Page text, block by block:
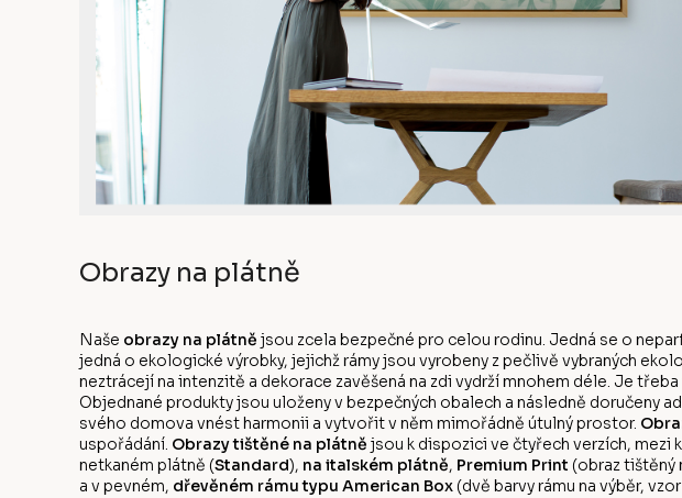
Obrazy na plátně
Naše obrazy na plátně jsou zcela bezpečné pro celou rodinu. Jedná se o
jedná o ekologické výrobky, jejichž rámy jsou vyrobeny z pečlivě vybraných
neztrácejí na intenzitě a dekorace zavěšená na zdi vydrží mnohem déle. Je
Objednané produkty jsou uloženy v bezpečných obalech a následně doručeny
svého domova vnést harmonii a vytvořit v něm mimořádně útulný prostor.
uspořádání. Obrazy tištěné na plátně jsou k dispozici ve čtyřech verzích, mezi
netkaném plátně (Standard), na italském plátně, Premium Print (obraz tištěný
a v pevném, dřevěném rámu typu American Box (dvě barvy rámu na výběr,